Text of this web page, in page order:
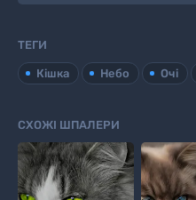
ТЕГИ
Кішка Небо Очі
СХОЖІ ШПАЛЕРИ